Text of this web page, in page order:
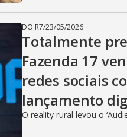
DO R7/23/05/2026
Totalmente
Fazenda 17
redes sociais
lançamento
O reality rural levou o